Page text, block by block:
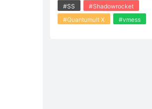
#SS
#Shadowrocket
#Quantumult X
#vmess